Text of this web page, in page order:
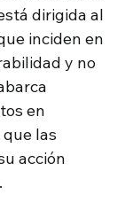
dirigida al
inciden en
y no
en
las
acción